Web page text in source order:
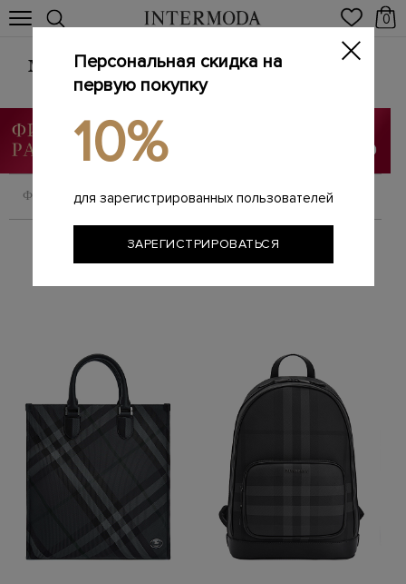
0
Мужские сумки из натуральной кожи
Главная / Мужчинам
ФИЛЬТРОВАТЬ СОРТИРОВАТЬ
Персональная скидка на
первую покупку
10%
для зарегистрированных пользователей
ЗАРЕГИСТРИРОВАТЬСЯ